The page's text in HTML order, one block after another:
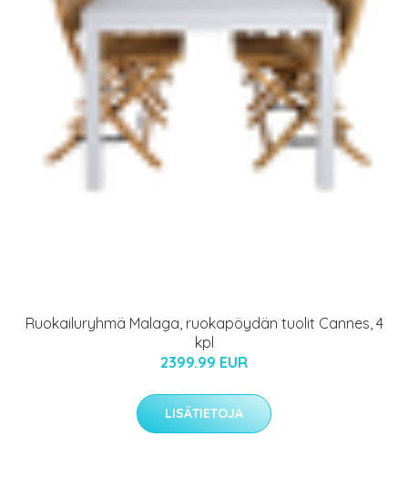
Ruokailuryhmä Malaga, ruokapöydän tuolit Cannes, 4
kpl
2399.99 EUR
LISÄTIETOJA